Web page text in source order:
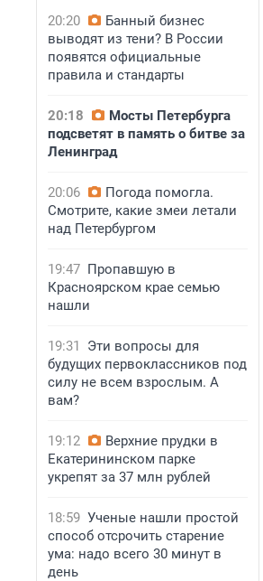
20:20
Банный бизнес
выводят из тени? В России
появятся официальные
правила и стандарты
20:18
Мосты Петербурга
подсветят в память о битве за
Ленинград
20:06
Погода помогла.
Смотрите, какие змеи летали
над Петербургом
19:47 Пропавшую в
Красноярском крае семью
нашли
19:31
Эти вопросы для
будущих первоклассников под
силу не всем взрослым. А
вам?
19:12
Верхние прудки в
Екатерининском парке
укрепят за 37 млн рублей
18:59 Ученые нашли простой
способ отсрочить старение
ума: надо всего 30 минут в
день